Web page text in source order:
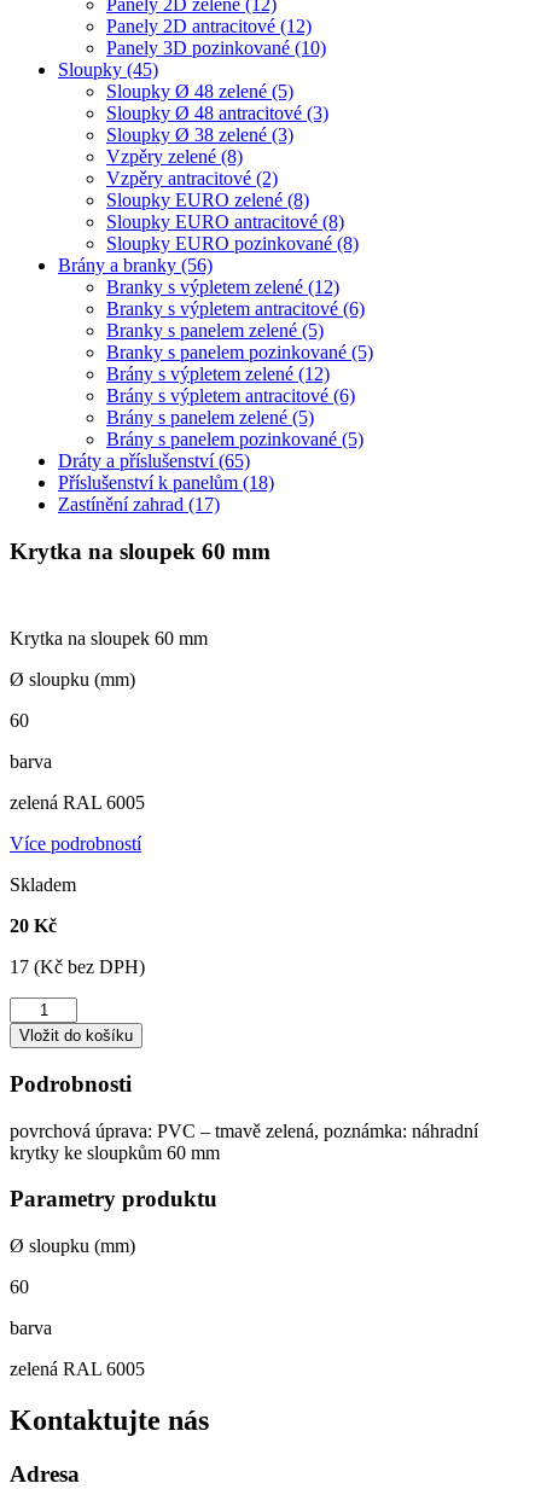
Panely 2D antracitové (12)
Panely 3D pozinkované (10)
Sloupky (45)
Sloupky Ø 48 zelené (5)
Sloupky Ø 48 antracitové (3)
Sloupky Ø 38 zelené (3)
Vzpěry zelené (8)
Vzpěry antracitové (2)
Sloupky EURO zelené (8)
Sloupky EURO antracitové (8)
Sloupky EURO pozinkované (8)
Brány a branky (56)
Branky s výpletem zelené (12)
Branky s výpletem antracitové (6)
Branky s panelem zelené (5)
Branky s panelem pozinkované (5)
Brány s výpletem zelené (12)
Brány s výpletem antracitové (6)
Brány s panelem zelené (5)
Brány s panelem pozinkované (5)
Dráty a příslušenství(65)
Příslušenství k panelům (18)
Zastínění zahrad (17)
Krytka na sloupek 60 mm
Krytka na sloupek 60 mm
Ø sloupku (mm)
60
barva
zelená RAL 6005
Více podrobností
Skladem
20 Kč
17 (Kč bez DPH)
Krytka
na sloupek
60
mm
množství
Vložit do košíku
Podrobnosti
povrchová úprava: PVC – tmavě zelená, poznámka: náhradní
krytky ke sloupkům 60 mm
Parametry produktu
Ø sloupku (mm)
60
barva
zelená RAL 6005
Kontaktujte nás
Adresa